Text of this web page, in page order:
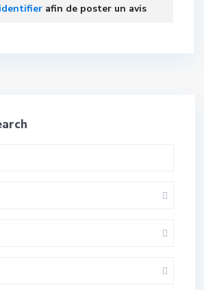
afin de poster un avis